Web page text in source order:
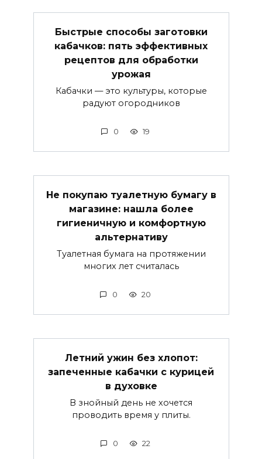
Быстрые способы заготовки
кабачков: пять эффективных
рецептов для обработки
урожая
Кабачки — это культуры, которые
радуют огородников
0 19
Не покупаю туалетную бумагу в
магазине: нашла более
гигиеничную и комфортную
альтернативу
Туалетная бумага на протяжении
многих лет считалась
0 20
Летний ужин без хлопот:
запеченные кабачки с курицей
в духовке
В знойный день не хочется
проводить время у плиты.
0 22